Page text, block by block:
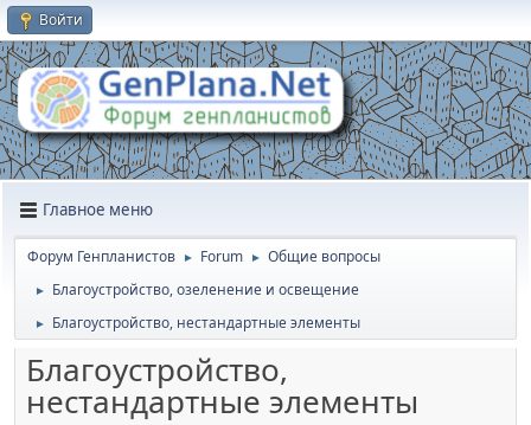
Войти
Главное меню
Форум Генпланистов ► Forum ► Общие вопросы
► Благоустройство, озеленение и освещение
► Благоустройство, нестандартные элементы
Благоустройство,
нестандартные элементы